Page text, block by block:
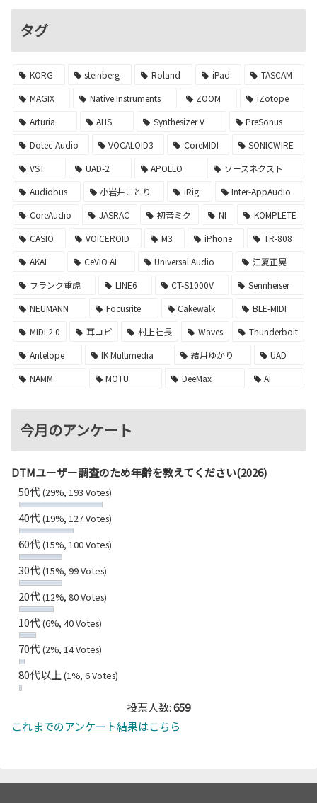
タグ
KORG steinberg Roland iPad
TASCAM
MAGIX
Native Instruments ZOOM
iZotope
Arturia
AHS Synthesizer V
PreSonus
Dotec-Audio
VOCALOID3 CoreMIDI
SONICWIRE
VST
UAD-2 APOLLO
ソースネクスト
Audiobus
小岩井ことり iRig
Inter-AppAudio
CoreAudio
JASRAC 初音ミク NI
KOMPLETE
CASIO
VOICEROID M3 iPhone
TR-808
AKAI
CeVIO AI Universal Audio
江夏正晃
フランク重虎
LINE6 CT-S1000V
Sennheiser
NEUMANN
Focusrite Cakewalk
BLE-MIDI
MIDI 2.0
耳コピ 村上社長 Waves
Thunderbolt
Antelope
IK Multimedia 結月ゆかり
UAD
NAMM
MOTU DeeMax AI
今月のアンケート
DTMユーザー調査のため年齢を教えてください(2026)
50代(29%, 193 Votes)
40代(19%, 127 Votes)
60代(15%, 100 Votes)
30代(15%, 99 Votes)
20代(12%, 80 Votes)
10代(6%, 40 Votes)
70代(2%, 14 Votes)
80代以上 (1%, 6 Votes)
投票人数:659
これまでのアンケート結果はこちら